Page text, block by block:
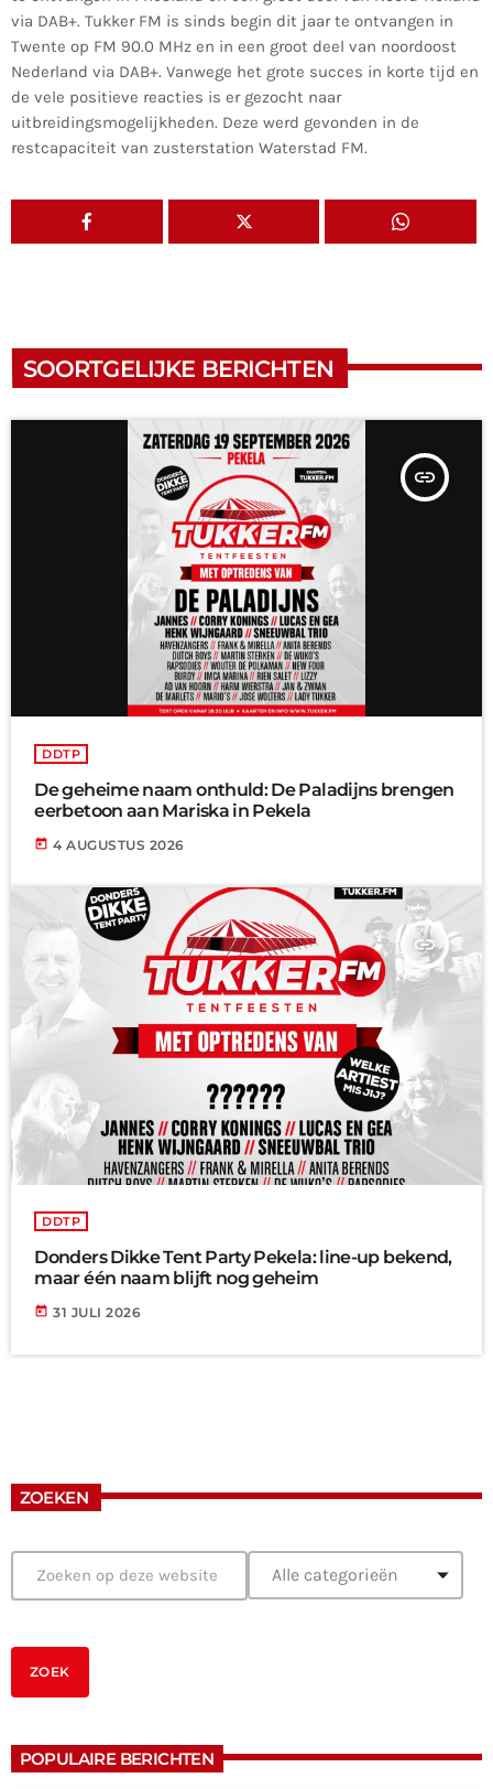
via DAB+. Tukker FM is sinds begin dit jaar te ontvangen in
Twente op FM 90.0 MHz en in een groot deel van noordoost
Nederland via DAB+. Vanwege het grote succes in korte tijd en
de vele positieve reacties is er gezocht naar
uitbreidingsmogelijkheden. Deze werd gevonden in de
restcapaciteit van zusterstation Waterstad FM.
SOORTGELIJKE BERICHTEN
insert_link
DDTP
De geheime naam onthuld: De Paladijns brengen
eerbetoon aan Mariska in Pekela
today 4 AUGUSTUS 2026
insert_link
DDTP
Donders Dikke Tent Party Pekela: line-up bekend,
maar één naam blijft nog geheim
today 31 JULI 2026
ZOEKEN
POPULAIRE BERICHTEN